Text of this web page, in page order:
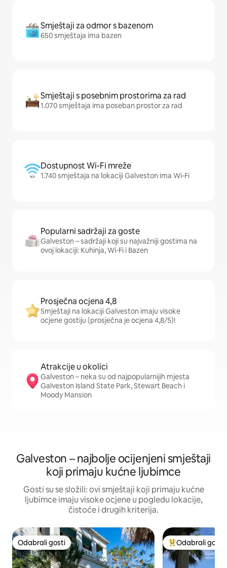
Smještaji za odmor s bazenom
650 smještaja ima bazen
Smještaji s posebnim prostorima za rad
1.070 smještaja ima poseban prostor za rad
Dostupnost Wi-Fi mreže
1.740 smještaja na lokaciji Galveston ima Wi-Fi
Popularni sadržaji za goste
Galveston – sadržaji koji su najvažniji gostima na
ovoj lokaciji: Kuhinja, Wi-Fi i Bazen
Prosječna ocjena 4,8
Smještaji na lokaciji Galveston imaju visoke
ocjene gostiju (prosječna je ocjena 4,8/5)!
Atrakcije u okolici
Galveston – neka su od najpopularnijih mjesta
Galveston Island State Park, Stewart Beach i
Moody Mansion
Galveston – najbolje ocijenjeni smještaji
koji primaju kućne ljubimce
Gosti su se složili: ovi smještaji koji primaju kućne
ljubimce imaju visoke ocjene u pogledu lokacije,
čistoće i drugih kriterija.
Odabrali gosti
Odabrali gosti Među najviše
Odabrali gosti